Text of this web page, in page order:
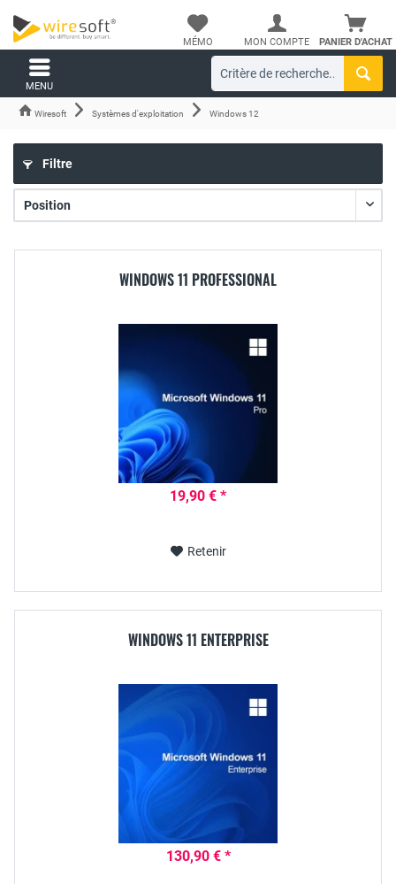
PANIER D'ACHAT
MÉMO MON COMPTE
MENU
Wiresoft Systèmes d'exploitation Windows 12
Filtre
WINDOWS 11 PROFESSIONAL
19,90 € *
Retenir
WINDOWS 11 ENTERPRISE
130,90 € *